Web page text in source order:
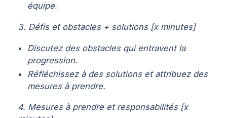
équipe.
3. Défis et obstacles + solutions [x minutes]
Discutez des obstacles qui entravent la
progression.
Réfléchissez à des solutions et attribuez des
mesures à prendre.
4. Mesures à prendre et responsabilités [x